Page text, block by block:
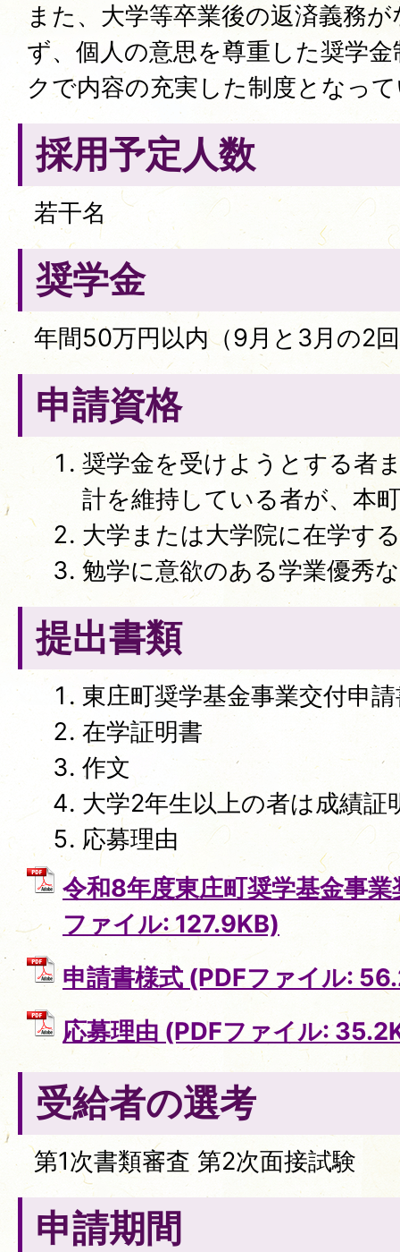
また、大学等卒業後の返済義務
ず、個人の意思を尊重した奨学
クで内容の充実した制度となっ
採用予定人数
若干名
奨学金
年間50万円以内（9月と3月の2
申請資格
奨学金を受けようとする者
計を維持している者が、本
大学または大学院に在学す
勉学に意欲のある学業優秀
提出書類
東庄町奨学基金事業交付申
在学証明書
作文
大学2年生以上の者は成績証
応募理由
令和8年度東庄町奨学基金事
ファイル: 127.9KB)
申請書様式 (PDFファイル:
応募理由 (PDFファイル:
受給者の選考
第1次書類審査 第2次面接試験
申請期間